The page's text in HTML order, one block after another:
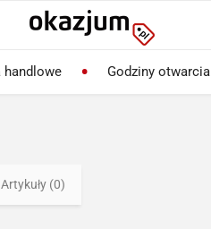
handlowe Godziny otwarcia
Artykuły (0)